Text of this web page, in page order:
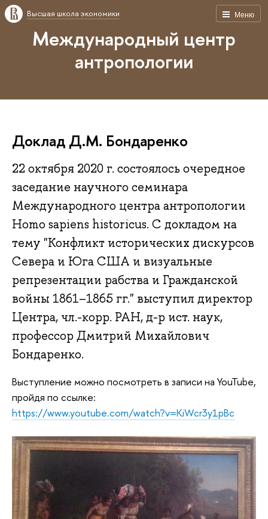
Меню
Высшая школа экономики
Международный центр
антропологии
Доклад Д.М. Бондаренко
22 октября 2020 г. состоялось очередное
заседание научного семинара
Международного центра антропологии
Homo sapiens historicus. С докладом на
тему "Конфликт исторических дискурсов
Севера и Юга США и визуальные
репрезентации рабства и Гражданской
войны 1861–1865 гг." выступил директор
Центра, чл.-корр. РАН, д-р ист. наук,
профессор Дмитрий Михайлович
Бондаренко.
Выступление можно посмотреть в записи на YouTube,
пройдя по ссылке:
https://www.youtube.com/watch?v=KiWcr3y1pBc